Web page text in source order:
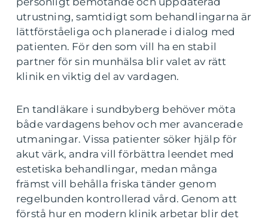
utrustning, samtidigt som behandlingarna är
lättförståeliga och planerade i dialog med
patienten. För den som vill ha en stabil
partner för sin munhälsa blir valet av rätt
klinik en viktig del av vardagen.
En tandläkare i sundbyberg behöver möta
både vardagens behov och mer avancerade
utmaningar. Vissa patienter söker hjälp för
akut värk, andra vill förbättra leendet med
estetiska behandlingar, medan många
främst vill behålla friska tänder genom
regelbunden kontrollerad vård. Genom att
förstå hur en modern klinik arbetar blir det